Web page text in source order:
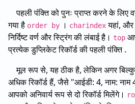
पहली पंक्ति को पुनः प्राप्त करने के लिए
गया है order by । charindexयहां, और
निर्दिष्ट वर्ण और स्ट्रिंग की लंबाई है। top
प्रत्येक डुप्लिकेट रिकॉर्ड की पहली पंक्ति .
मूल रूप से, यह ठीक है, लेकिन अगर
अधिक रिकॉर्ड हैं, जैसे "आईडी: 4, नाम:
आपको अनिवार्य रूप से दो रिकॉर्ड मिलेंगे।